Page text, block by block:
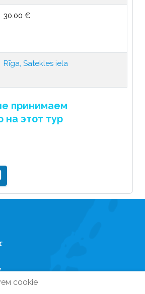
30.00 €
Rīga, Satekles iela
принимаем
на этот тур
cookie